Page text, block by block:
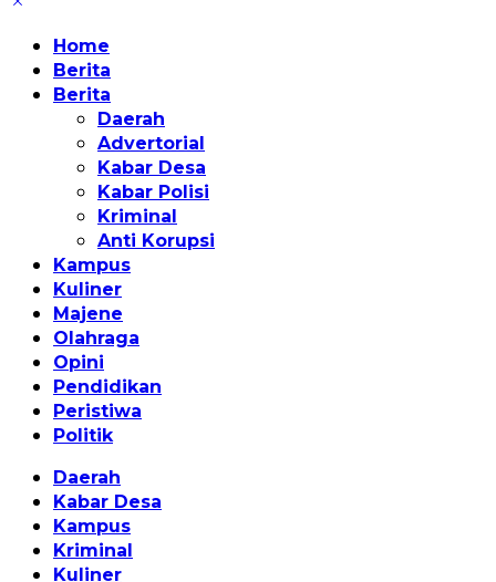
Home
Berita
Berita
Daerah
Advertorial
Kabar Desa
Kabar Polisi
Kriminal
Anti Korupsi
Kampus
Kuliner
Majene
Olahraga
Opini
Pendidikan
Peristiwa
Politik
Daerah
Kabar Desa
Kampus
Kriminal
Kuliner